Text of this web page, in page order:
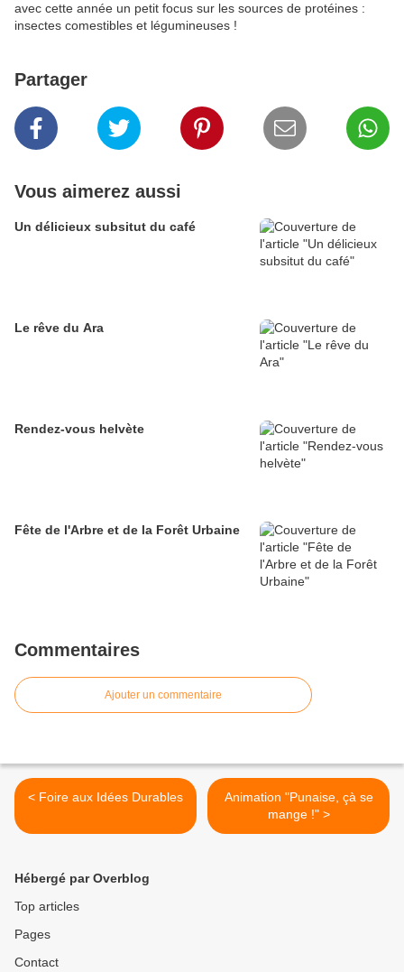
avec cette année un petit focus sur les sources de protéines :
insectes comestibles et légumineuses !
Partager
Vous aimerez aussi
Un délicieux subsitut du café
Le rêve du Ara
Rendez-vous helvète
Fête de l'Arbre et de la Forêt Urbaine
Commentaires
Ajouter un commentaire
< Foire aux Idées Durables
Animation "Punaise, çà se
mange !" >
Hébergé par Overblog
Top articles
Pages
Contact